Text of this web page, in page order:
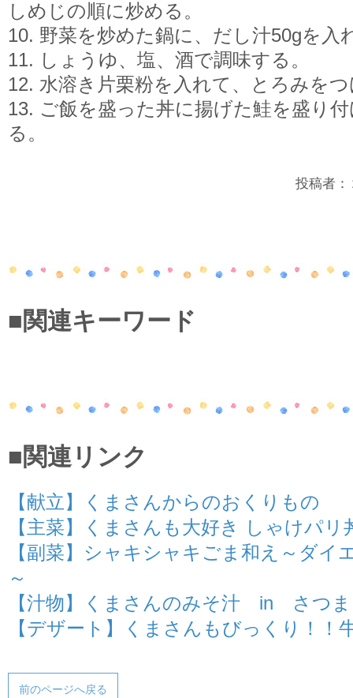
しめじの順に炒める。
10. 野菜を炒めた鍋に、だし汁50gを入
11. しょうゆ、塩、酒で調味する。
12. 水溶き片栗粉を入れて、とろみを
13. ご飯を盛った丼に揚げた鮭を盛り
る。
投稿者
■関連キーワード
■関連リンク
【献立】くまさんからのおくりもの
【主菜】くまさんも大好き しゃけパリ
【副菜】シャキシャキごま和え～ダイ
～
【汁物】くまさんのみそ汁 in さつ
【デザート】くまさんもびっくり！！
前のページへ戻る